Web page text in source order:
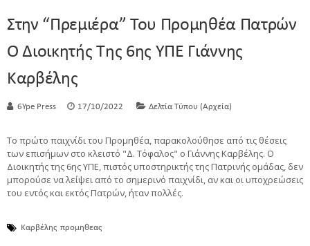
Στην “πρεμιέρα” Του Προμηθέα Πατρών
Ο Διοικητής Της 6ης ΥΠΕ Γιάννης
Καρβέλης
6Ype Press 17/10/2022 Δελτία Τύπου (Αρχεία)
Το πρώτο παιχνίδι του Προμηθέα, παρακολούθησε από τις θέσεις
των επισήμων στο κλειστό "Δ. Τόφαλος" ο Γιάννης Καρβέλης. Ο
Διοικητής της 6ης ΥΠΕ, πιστός υποστηρικτής της Πατρινής ομάδας, δεν
μπορούσε να λείψει από το σημερινό παιχνίδι, αν και οι υποχρεώσεις
του εντός και εκτός Πατρών, ήταν πολλές.
Καρβέλης προμηθεας